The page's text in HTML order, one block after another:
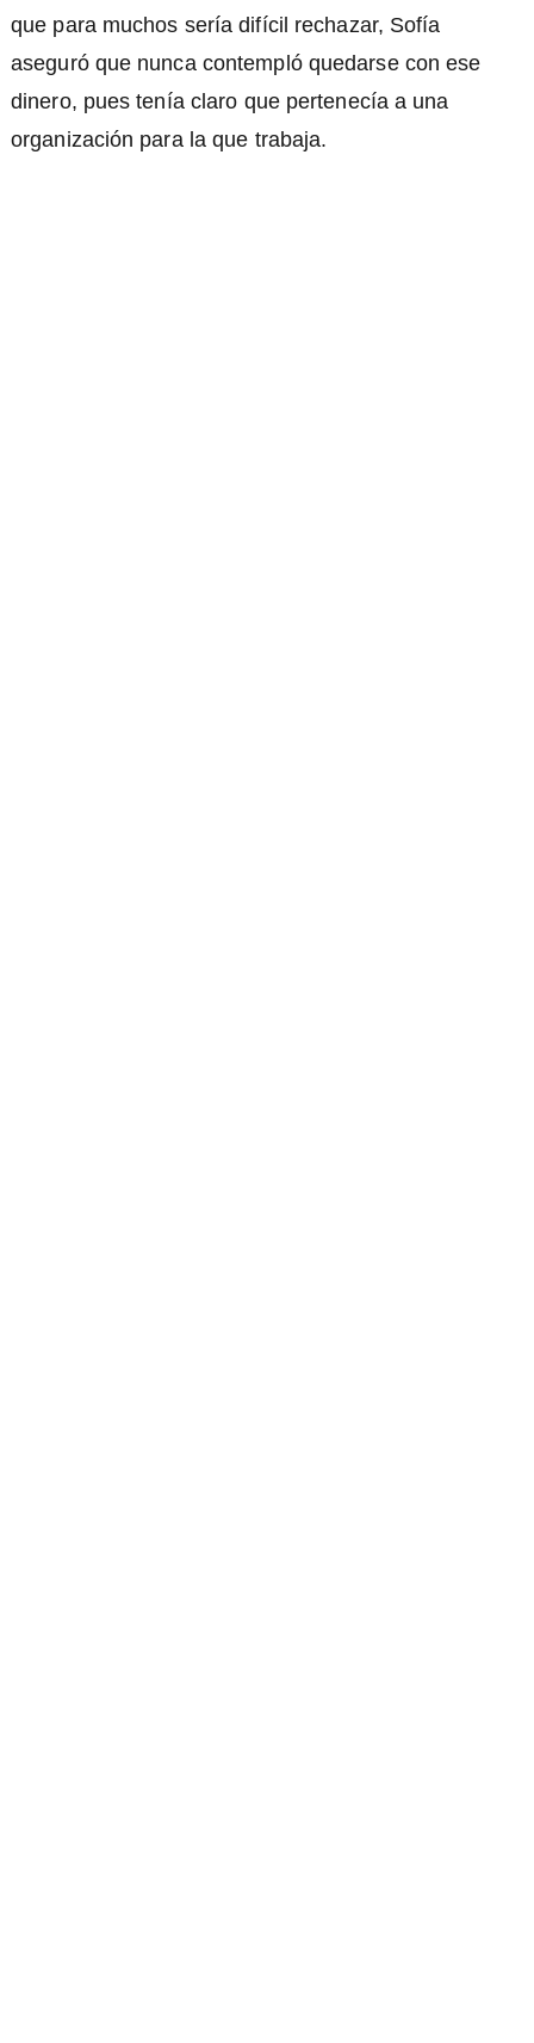
que para muchos sería difícil rechazar, Sofía
aseguró que nunca contempló quedarse con ese
dinero, pues tenía claro que pertenecía a una
organización para la que trabaja.